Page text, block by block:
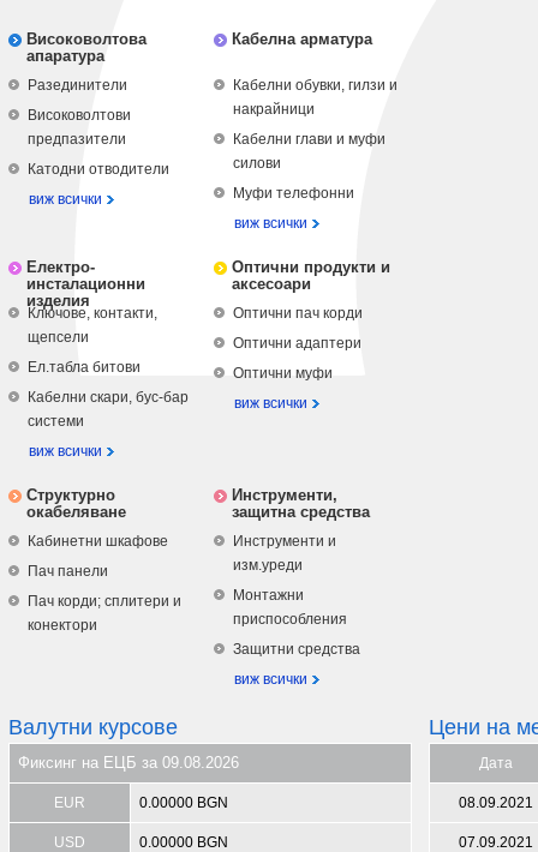
Високоволтова
апаратура
Разединители
Високоволтови
предпазители
Катодни отводители
виж всички
Кабелна арматура
Кабелни обувки, гилзи и
накрайници
Кабелни глави и муфи
силови
Муфи телефонни
виж всички
Електро-
инсталационни
изделия
Ключове, контакти,
щепсели
Ел.табла битови
Кабелни скари, бус-бар
системи
виж всички
Оптични продукти и
аксесоари
Оптични пач корди
Оптични адаптери
Оптични муфи
виж всички
Структурно
окабеляване
Кабинетни шкафове
Пач панели
Пач корди; сплитери и
конектори
Инструменти,
защитна средства
Инструменти и
изм.уреди
Монтажни
приспособления
Защитни средства
виж всички
Валутни курсове
Фиксинг на ЕЦБ за 09.08.2026
EUR 0.00000 BGN
USD 0.00000 BGN
Цени на
Дата
08.09.2021
07.09.2021